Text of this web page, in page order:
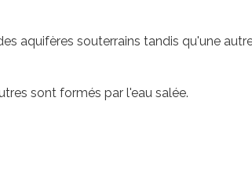
aquifères souterrains tandis qu'une
sont formés par l'eau salée.